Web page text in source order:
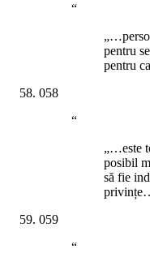
“
pentru
pentru
058
“
„…este
posibil
să fie
059
“